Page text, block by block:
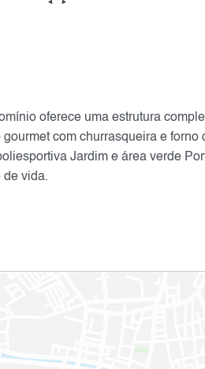
oferece uma estrutura
com churrasqueira e forno
Jardim e área verde
de vida.